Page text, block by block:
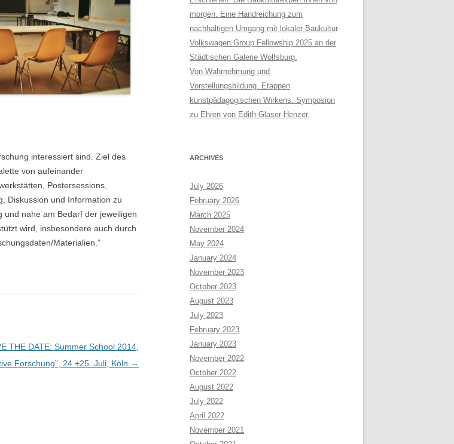
“KÜNSTLERISCHE
(VON
WELCHE BILDER
MEINEN
EIGENTLICH „
WER SPRICHT WIE Ü
DAS: NOTEN IM
AM
VISUELLE
interessiert sind. Ziel des
von aufeinander
Postersessions,
Diskussion und Information zu
und nahe am Bedarf der jeweiligen
wird, insbesondere auch durch
Materialien.”
THE DATE: Summer School 2014,
Forschung”, 24.+25. Juli, Köln →
morgen. Eine Handreichung zum
nachhaltigen Umgang mit lokaler Baukultur
Volkswagen Group Fellowship 2025 an der
Städtischen Galerie Wolfsburg.
Von Wahrnehmung und
Vorstellungsbildung. Etappen
kunstpädagogischen Wirkens. Symposion
zu Ehren von Edith Glaser-Henzer.
ARCHIVES
July 2026
February 2026
March 2025
November 2024
May 2024
January 2024
November 2023
October 2023
August 2023
July 2023
February 2023
January 2023
November 2022
October 2022
August 2022
July 2022
April 2022
November 2021